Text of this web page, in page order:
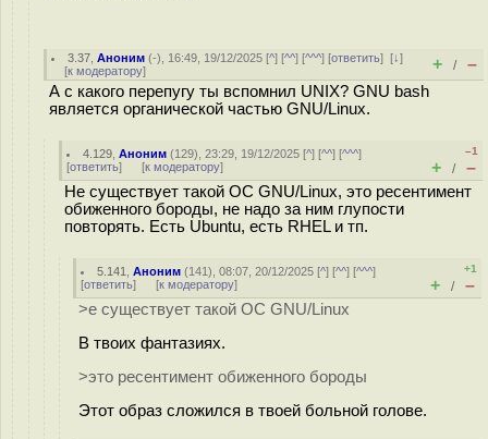
3.37 ,Аноним (-), 16:49, 19/12/2025 [^] [^^] [^^^] [ответить][↓]
[к модератору] + / –
А с какого перепугу ты вспомнил UNIX? GNU bash
является органической частью GNU/Linux.
4.129 ,Аноним (129), 23:29, 19/12/2025 [^] [^^] [^^^]
[ответить] [к модератору]
–1
+ / –
Не существует такой ОС GNU/Linux, это ресентимент
обиженного бороды, не надо за ним глупости
повторять. Есть Ubuntu, есть RHEL и тп.
5.141 ,Аноним (141), 08:07, 20/12/2025 [^] [^^] [^^^]
[ответить] [к модератору]
+1
+ / –
>е существует такой ОС GNU/Linux
В твоих фантазиях.
>это ресентимент обиженного бороды
Этот образ сложился в твоей больной голове.